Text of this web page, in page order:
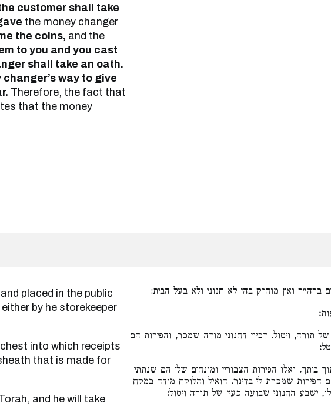
customer shall take
the money changer
the coins, and the
to you and you cast
shall take an oath.
changer’s way to give
Therefore, the fact that
that the money
by he storekeeper
that is made for
ברה״ר ואין מוחזק בהן לא חנוני ולא בעל הבית:
תורה, ויטול. דכיון דחנוני מודה שמכר, והפירות הם
ביתך. ואלו הפירות הצבורין ומונחים שלי הם שנתתי
הפירות שמכרת לי בדינר. הואיל והלוקח מודה במקח
ישבע החנוני שבועה כעין של תורה ויטול: